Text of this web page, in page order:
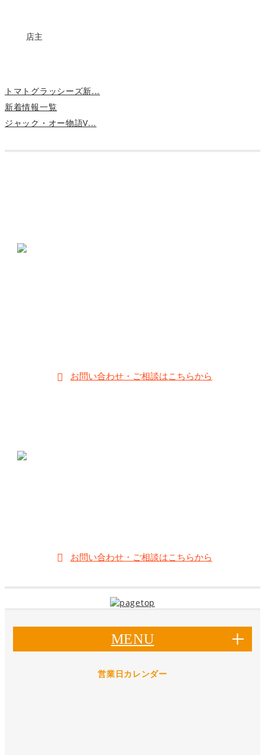
店主
トマトグラッシーズ新...
新着情報一覧
ジャック・オー物語V...
お問い合わせ・ご相談はこちらから
お問い合わせ・ご相談はこちらから
MENU
営業日カレンダー